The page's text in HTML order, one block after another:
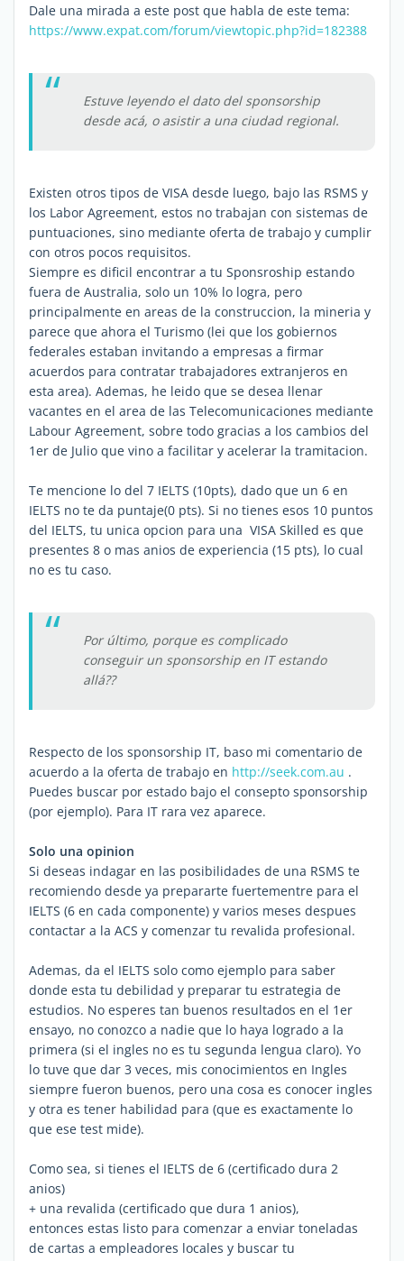
Dale una mirada a este post que habla de este tema:
https://www.expat.com/forum/viewtopic.php?id=182388
Estuve leyendo el dato del sponsorship
desde acá, o asistir a una ciudad regional.
Existen otros tipos de VISA desde luego, bajo las RSMS y
los Labor Agreement, estos no trabajan con sistemas de
puntuaciones, sino mediante oferta de trabajo y cumplir
con otros pocos requisitos.
Siempre es dificil encontrar a tu Sponsroship estando
fuera de Australia, solo un 10% lo logra, pero
principalmente en areas de la construccion, la mineria y
parece que ahora el Turismo (lei que los gobiernos
federales estaban invitando a empresas a firmar
acuerdos para contratar trabajadores extranjeros en
esta area). Ademas, he leido que se desea llenar
vacantes en el area de las Telecomunicaciones mediante
Labour Agreement, sobre todo gracias a los cambios del
1er de Julio que vino a facilitar y acelerar la tramitacion.
Te mencione lo del 7 IELTS (10pts), dado que un 6 en
IELTS no te da puntaje(0 pts). Si no tienes esos 10 puntos
del IELTS, tu unica opcion para una VISA Skilled es que
presentes 8 o mas anios de experiencia (15 pts), lo cual
no es tu caso.
Por último, porque es complicado
conseguir un sponsorship en IT estando
allá??
Respecto de los sponsorship IT, baso mi comentario de
acuerdo a la oferta de trabajo en http://seek.com.au .
Puedes buscar por estado bajo el consepto sponsorship
(por ejemplo). Para IT rara vez aparece.
Solo una opinion
Si deseas indagar en las posibilidades de una RSMS te
recomiendo desde ya prepararte fuertementre para el
IELTS (6 en cada componente) y varios meses despues
contactar a la ACS y comenzar tu revalida profesional.
Ademas, da el IELTS solo como ejemplo para saber
donde esta tu debilidad y preparar tu estrategia de
estudios. No esperes tan buenos resultados en el 1er
ensayo, no conozco a nadie que lo haya logrado a la
primera (si el ingles no es tu segunda lengua claro). Yo
lo tuve que dar 3 veces, mis conocimientos en Ingles
siempre fueron buenos, pero una cosa es conocer ingles
y otra es tener habilidad para (que es exactamente lo
que ese test mide).
Como sea, si tienes el IELTS de 6 (certificado dura 2
anios)
+ una revalida (certificado que dura 1 anios),
entonces estas listo para comenzar a enviar toneladas
de cartas a empleadores locales y buscar tu